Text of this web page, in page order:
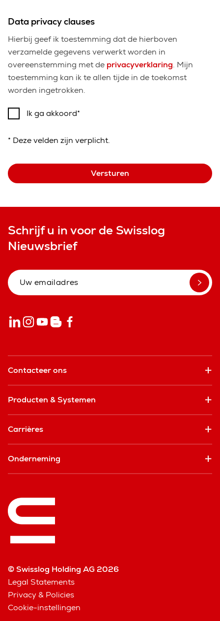
Data privacy clauses
Hierbij geef ik toestemming dat de hierboven
verzamelde gegevens verwerkt worden in
overeenstemming met de privacyverklaring. Mijn
toestemming kan ik te allen tijde in de toekomst
worden ingetrokken.
Ik ga akkoord
* Deze velden zijn verplicht.
Versturen
Schrijf u in voor de Swisslog
Nieuwsbrief
Contacteer ons
Producten & Systemen
Carrières
Onderneming
© Swisslog Holding AG 2026
Legal Statements
Privacy & Policies
Cookie-instellingen